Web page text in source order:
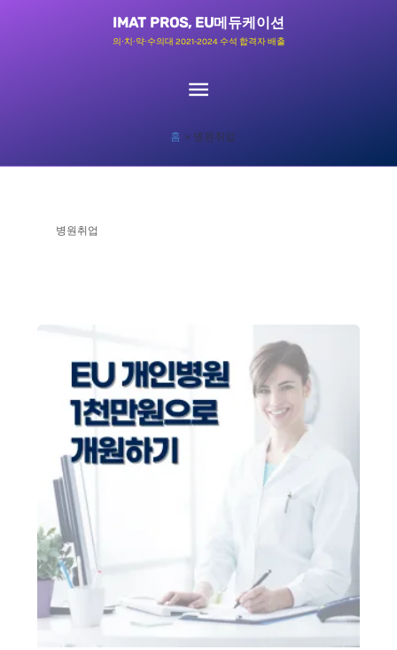
IMAT PROS, EU메듀케이션
의∙치∙약∙수의대 2021-2024 수석 합격자 배출
메
뉴
홈 병원취업
병원취업